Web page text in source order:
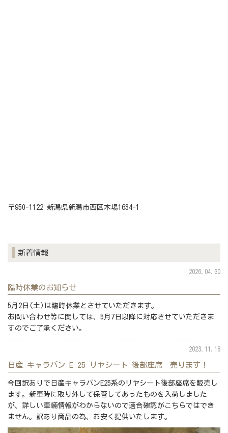
〒950-1122 新潟県新潟市西区木場1634-1
新着情報
2026.04.30
臨時休業のお知らせ
5月2日(土)は臨時休業とさせていただきます。
お問い合わせ等に関しては、5月7日以降に対応させていただきま
すのでご了承ください。
2023.11.18
日産 キャラバン E 25 リヤシート 後部座席 売ります！
今回訳ありで日産キャラバンE25系のリヤシート後部座席を販売し
ます。新車時に取り外して保管してあったものを入荷しました
が、詳しい車輛情報がわからないので適合確認がこちらではでき
ません。訳あり商品の為、お安く提供いたします。